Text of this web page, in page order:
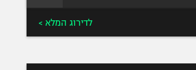
לדירוג המלא >